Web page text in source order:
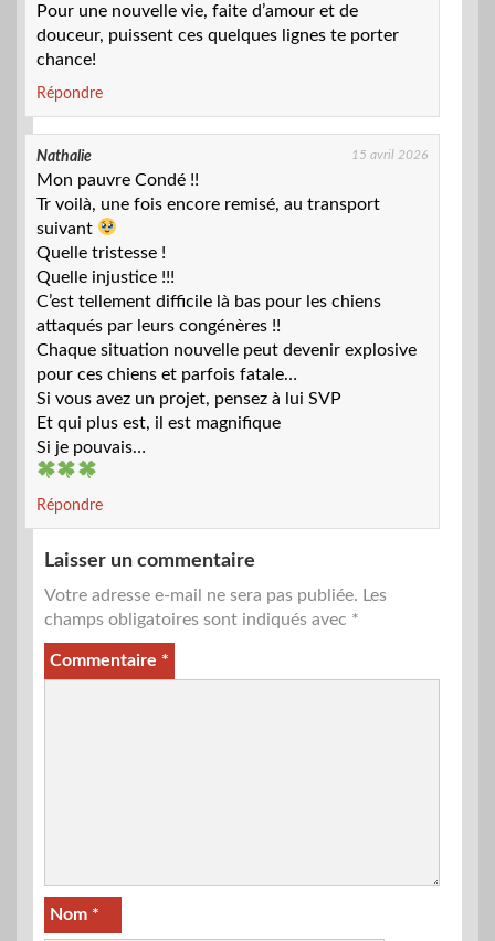
Pour une nouvelle vie, faite d’amour et de
douceur, puissent ces quelques lignes te porter
chance!
Répondre
Nathalie 15 avril 2026
Mon pauvre Condé !!
Tr voilà, une fois encore remisé, au transport
suivant
Quelle tristesse !
Quelle injustice !!!
C’est tellement difficile là bas pour les chiens
attaqués par leurs congénères !!
Chaque situation nouvelle peut devenir explosive
pour ces chiens et parfois fatale…
Si vous avez un projet, pensez à lui SVP
Et qui plus est, il est magnifique
Si je pouvais…
Répondre
Laisser un commentaire
Votre adresse e-mail ne sera pas publiée. Les
champs obligatoires sont indiqués avec *
Commentaire *
Nom *